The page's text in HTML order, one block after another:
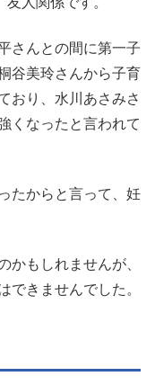
さんとの間に第一子
谷美玲さんから子育
おり、水川あさみさ
くなったと言われて
たからと言って、妊
かもしれませんが、
できませんでした。